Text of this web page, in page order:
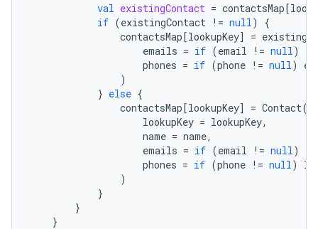
val existingContact = contactsMap[
if (existingContact != null)
{
contactsMap[lookupKey] =
emails = if (email != null)
phones = if (phone != null)
)
} else {
contactsMap[lookupKey] = Contact(
lookupKey = lookupKey,
name = name,
emails = if (email != null)
phones = if (phone != null)
)
}
}
}